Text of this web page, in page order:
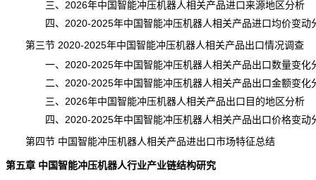
三、2026年中国智能冲压机器人相关产品进口来源地区分析
四、2020-2025年中国智能冲压机器人相关产品进口均价变动
第三节 2020-2025年中国智能冲压机器人相关产品出口情况调查
一、2020-2025年中国智能冲压机器人相关产品出口数量变化
二、2020-2025年中国智能冲压机器人相关产品出口金额变化
三、2026年中国智能冲压机器人相关产品出口目的地区分析
四、2020-2025年中国智能冲压机器人相关产品出口价格变动
第四节 中国智能冲压机器人相关产品进出口市场特征总结
第五章 中国智能冲压机器人行业产业链结构研究